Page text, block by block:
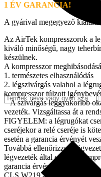
1 ÉV GARANCIA!
A gyárival megegyező
Az AirTek kompresszorok a
kiváló minőségű, nagy
készülnek.
A kompresszor
1. természetes elhasználódás
2. légszivárgás valahol a
kompresszor túlzott
A szivárgás leggyakoribb
vezeték. Vizsgáltassa át a
FIGYELEM: a légrugókat
cseréjekor a relé cseréje is
esetén a garancia érvényét
Továbbá ellenőrizze a
légvezeték által okozott
garancia érvényét veszíti!
CLS W219 - Kompresszor -